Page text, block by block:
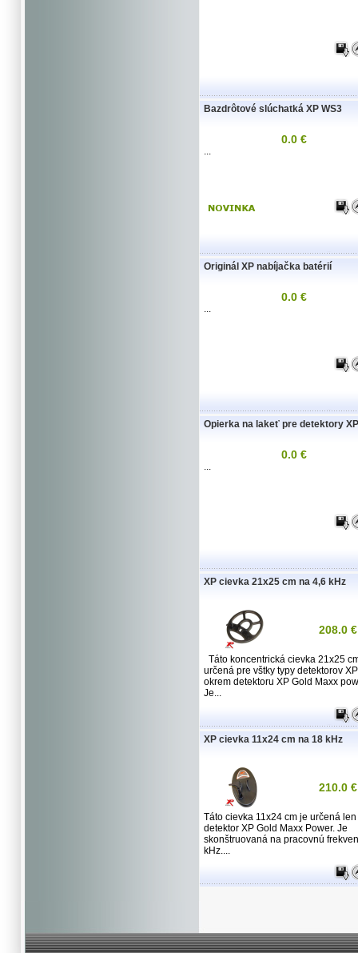
Bazdrôtové slúchatká XP WS3
0.0 €
...
Originál XP nabíjačka batérií
0.0 €
...
Opierka na lakeť pre detektory XP
0.0 €
...
XP cievka 21x25 cm na 4,6 kHz
208.0 €
Táto koncentrická cievka 21x25
určená pre vštky typy detektorov XP
okrem detektoru XP Gold Maxx
Je...
XP cievka 11x24 cm na 18 kHz
210.0 €
Táto cievka 11x24 cm je určená
detektor XP Gold Maxx Power. Je
skonštruovaná na pracovnú
kHz....